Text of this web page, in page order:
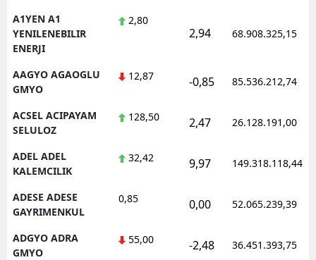
A1YEN A1
YENILENEBILIR
ENERJI
2,80
2,94 68.908.325,15
AAGYO AGAOGLU
GMYO
12,87 -0,85 85.536.212,74
ACSEL ACIPAYAM
SELULOZ
128,50 2,47 26.128.191,00
ADEL ADEL
KALEMCILIK
32,42 9,97 149.318.118,44
ADESE ADESE
GAYRIMENKUL
0,85 0,00 52.065.239,39
ADGYO ADRA
GMYO
55,00 -2,48 36.451.393,75